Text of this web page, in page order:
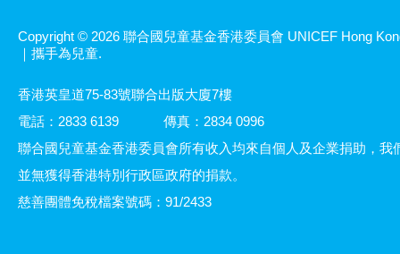
Copyright © 2026 聯合國兒童基金香港委員會 UNICEF Hong
｜攜手為兒童.
香港英皇道75-83號聯合出版大廈7樓
電話：2833 6139
傳真：2834 0996
聯合國兒童基金香港委員會所有收入均來自個人及企業捐助，我
並無獲得香港特別行政區政府的捐款。
慈善團體免稅檔案號碼：91/2433